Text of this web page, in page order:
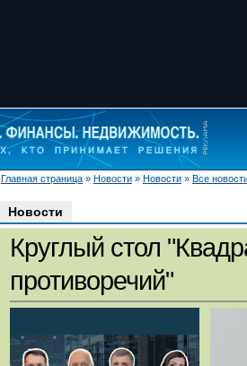
Главная страница » Новости » Новости » Все
Новости
Круглый стол
противоречий"